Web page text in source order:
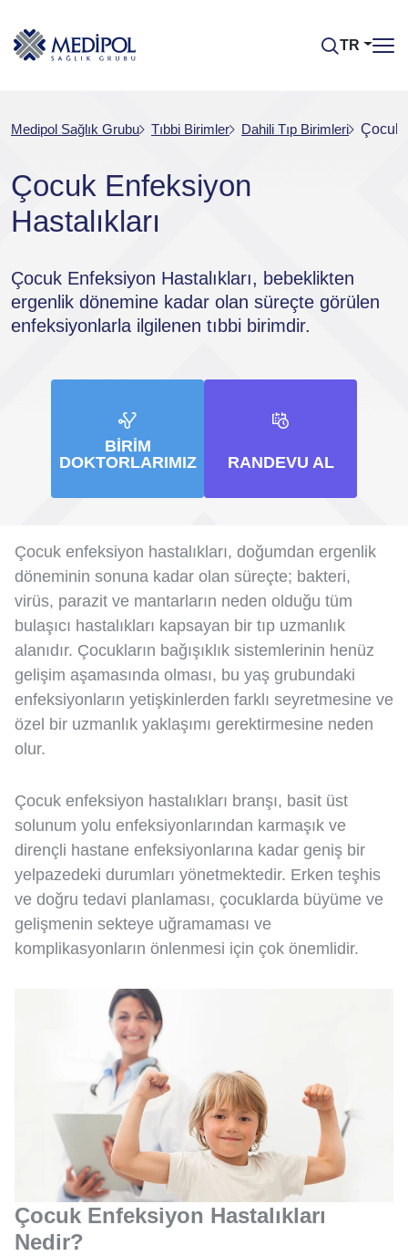
TR
Medipol Sağlık Grubu Tıbbi Birimler Dahili Tıp Birimleri Çocuk
Çocuk Enfeksiyon
Hastalıkları
Çocuk Enfeksiyon Hastalıkları, bebeklikten
ergenlik dönemine kadar olan süreçte görülen
enfeksiyonlarla ilgilenen tıbbi birimdir.
BIRIM
DOKTORLARIMIZ
RANDEVU AL
Çocuk enfeksiyon hastalıkları, doğumdan ergenlik
döneminin sonuna kadar olan süreçte; bakteri,
virüs, parazit ve mantarların neden olduğu tüm
bulaşıcı hastalıkları kapsayan bir tıp uzmanlık
alanıdır. Çocukların bağışıklık sistemlerinin henüz
gelişim aşamasında olması, bu yaş grubundaki
enfeksiyonların yetişkinlerden farklı seyretmesine ve
özel bir uzmanlık yaklaşımı gerektirmesine neden
olur.
Çocuk enfeksiyon hastalıkları branşı, basit üst
solunum yolu enfeksiyonlarından karmaşık ve
dirençli hastane enfeksiyonlarına kadar geniş bir
yelpazedeki durumları yönetmektedir. Erken teşhis
ve doğru tedavi planlaması, çocuklarda büyüme ve
gelişmenin sekteye uğramaması ve
komplikasyonların önlenmesi için çok önemlidir.
Çocuk Enfeksiyon Hastalıkları
Nedir?